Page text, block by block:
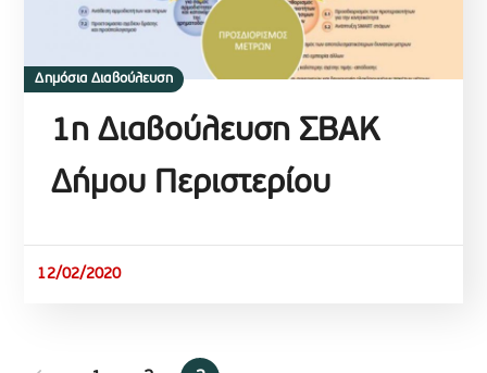
Δημόσια Διαβούλευση
1η Διαβούλευση ΣΒΑΚ
Δήμου Περιστερίου
12/02/2020